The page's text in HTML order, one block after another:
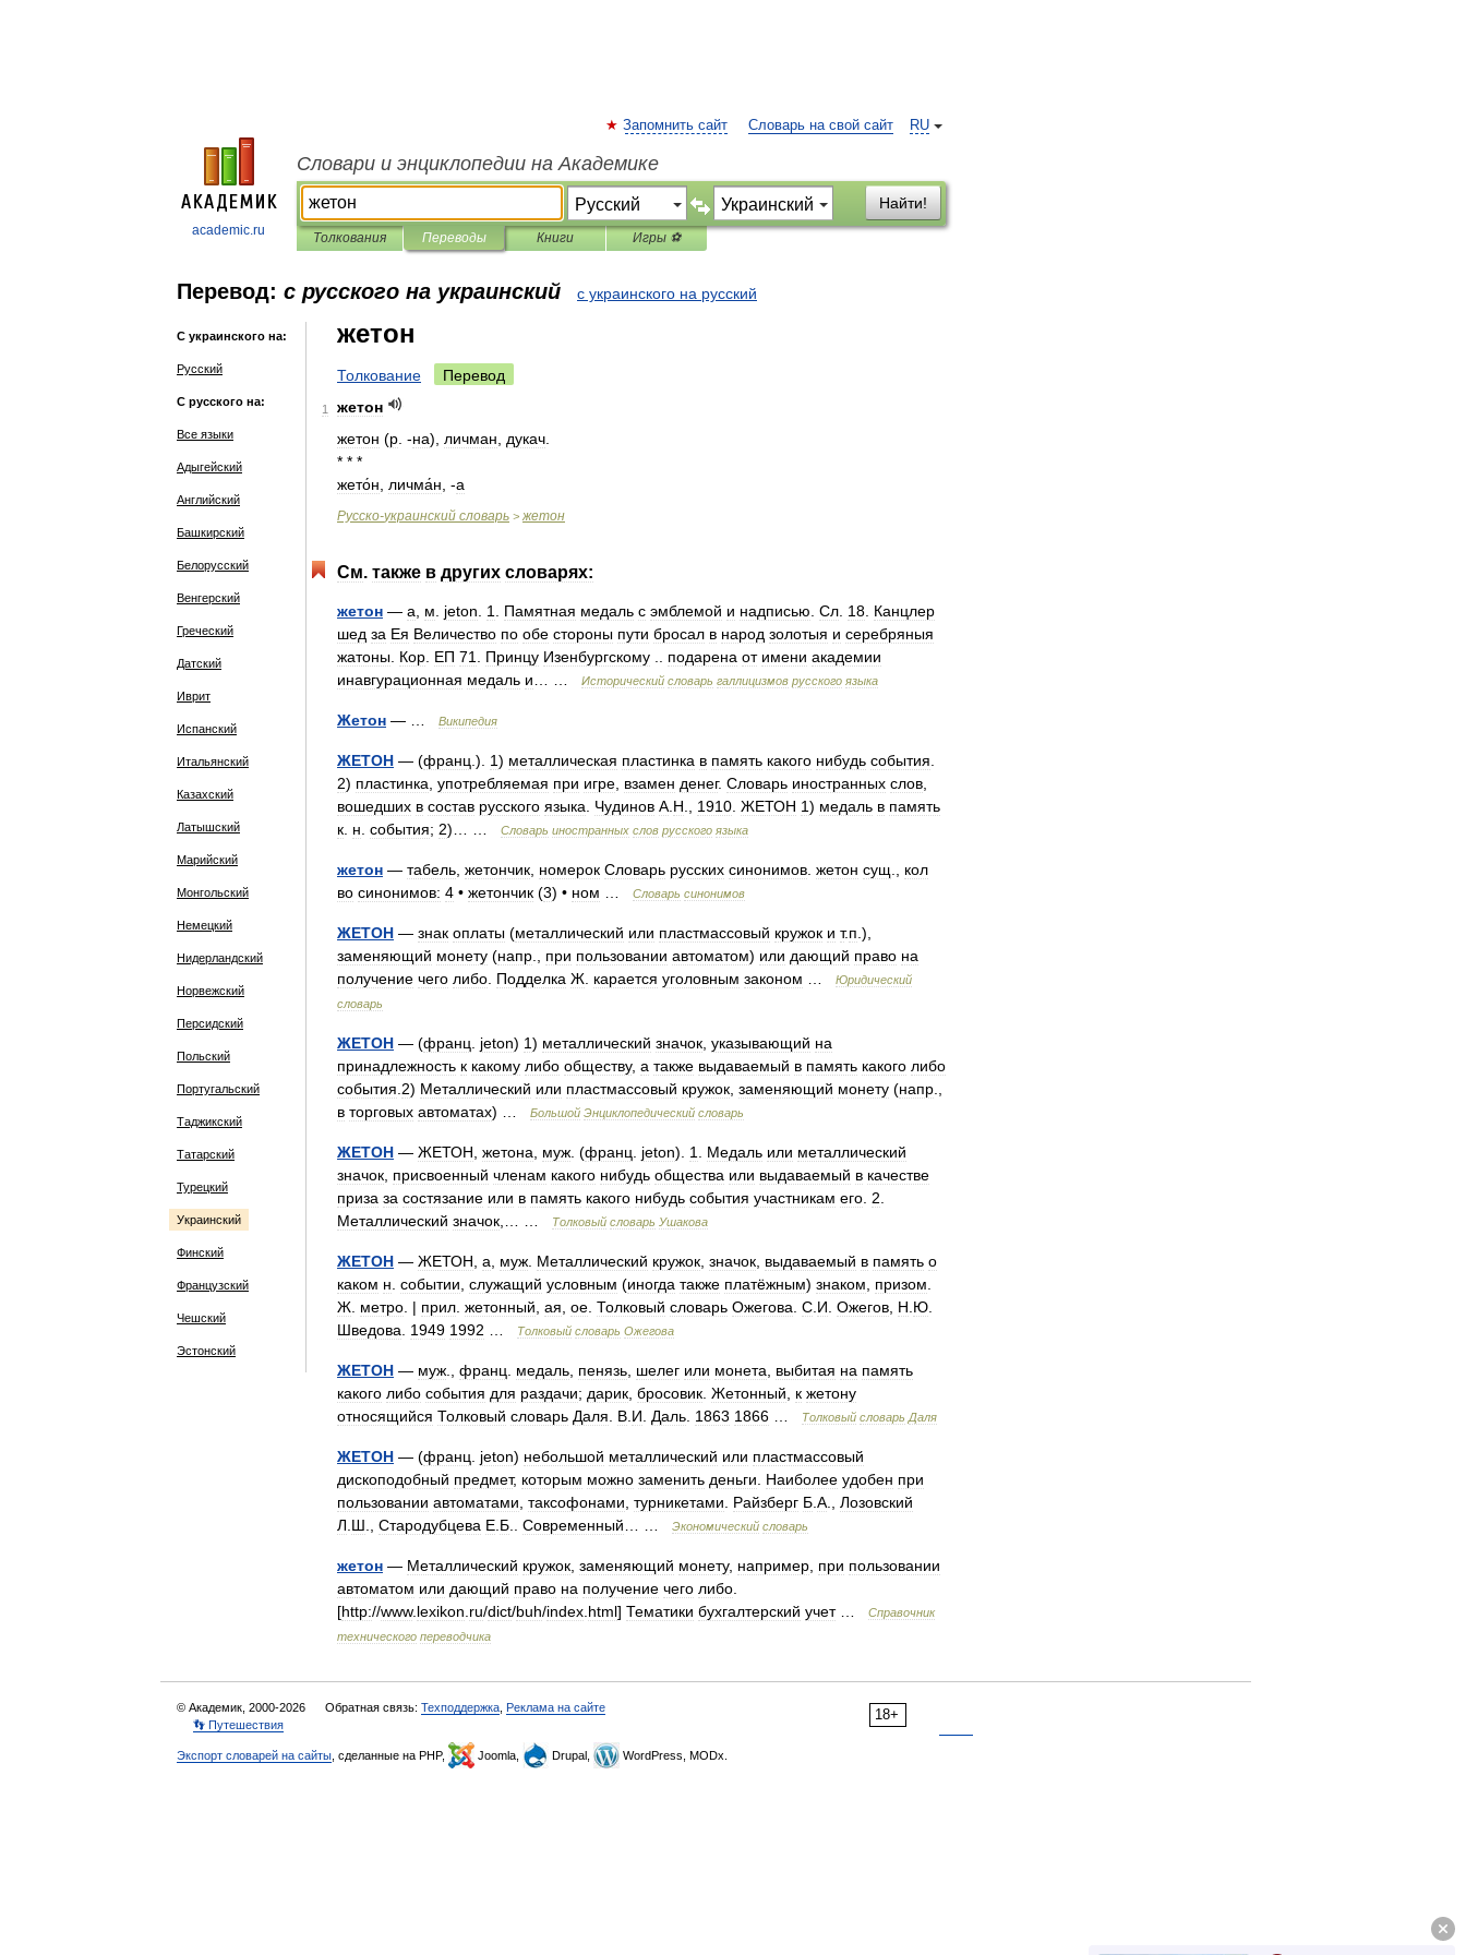
academic.ru
RU
Запомнить сайт Словарь на свой сайт
Словари и энциклопедии на Академике
Найти!
Толкования Переводы Книги Игры ⚽
Перевод: с русского на украинский с украинского на русский
С украинского на:
Русский
С русского на:
Все языки
Адыгейский
Английский
Башкирский
Белорусский
Венгерский
Греческий
Датский
Иврит
Испанский
Итальянский
Казахский
Латышский
Марийский
Монгольский
Немецкий
Нидерландский
Норвежский
Персидский
Польский
Португальский
Таджикский
Татарский
Турецкий
Украинский
Финский
Французский
Чешский
Эстонский
жетон
Толкование Перевод
1
жетон
жетон (р . -на), личман дукач
* * *
жето́н
личма́н , -а
Русско-украинский словарь > жетон
См. также в других словарях:
жетон — а м jeton 1 Памятная медаль с эмблемой и надписью Сл 18 Канцлер
шед за Ея Величество по обе стороны пути бросал в народ золотыя и серебряныя
жатоны Кор ЕП 71 Принцу Изенбургскому подарена от имени академии
инавгурационная медаль и Исторический словарь галлицизмов русского языка
Жетон — … Википедия
ЖЕТОН — (франц .). 1) металлическая пластинка в память какого нибудь события
2) пластинка употребляемая при игре взамен денег. Словарь иностранных слов
вошедших в состав русского языка Чудинов А Н 1910 ЖЕТОН 1) медаль в память
к н события; 2)… … Словарь иностранных слов русского языка
жетон — табель жетончик номерок Словарь русских синонимов жетон сущ
кол
во синонимов: 4 • жетончик (3) • ном Словарь синонимов
ЖЕТОН — знак оплаты (металлический или пластмассовый кружок и т.п .),
заменяющий монету (напр при пользовании автоматом) или дающий право на
получение чего либо Подделка Ж карается уголовным законом
Юридический
словарь
ЖЕТОН — (франц jeton) 1) металлический значок указывающий на
принадлежность к какому либо обществу, а также выдаваемый в память какого либо
события 2) Металлический или пластмассовый кружок заменяющий монету (напр
в торговых автоматах) … Большой Энциклопедический словарь
ЖЕТОН — ЖЕТОН жетона муж . (франц jeton). 1 Медаль или металлический
значок присвоенный членам какого нибудь общества или выдаваемый в качестве
приза за состязание или в память какого нибудь события участникам его 2
Металлический значок Толковый словарь Ушакова
ЖЕТОН — ЖЕТОН а муж Металлический кружок значок выдаваемый в память о
каком н событии служащий условным (иногда также платёжным) знаком призом
Ж метро . | прил жетонный ая ое Толковый словарь Ожегова С И Ожегов Н Ю
Шведова
1949 1992 Толковый словарь Ожегова
ЖЕТОН — муж франц медаль пенязь шелег или монета выбитая на память
какого либо события для раздачи; дарик бросовик Жетонный к жетону
относящийся Толковый словарь Даля В И Даль 1863 1866 Толковый словарь Даля
ЖЕТОН — (франц jeton) небольшой металлический или пластмассовый
дископодобный предмет, которым можно заменить деньги Наиболее удобен при
пользовании автоматами таксофонами турникетами Райзберг Б А
Лозовский
Л Ш Стародубцева Е Б Современный Экономический словарь
жетон — Металлический кружок заменяющий монету, например при пользовании
автоматом или дающий право на получение чего либо
[http://www. lexikon ru/dict/buh/index html] Тематики бухгалтерский учет…
Справочник
технического переводчика
18+
© Академик, 2000-2026 Обратная связь: Техподдержка Реклама на сайте
👣 Путешествия
Экспорт словарей на сайты , сделанные на PHP, Joomla, Drupal, WordPress, MODx.